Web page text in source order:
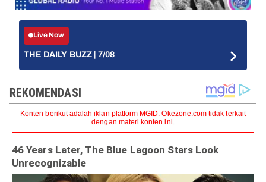
Live Now
THE DAILY BUZZ | 7/08